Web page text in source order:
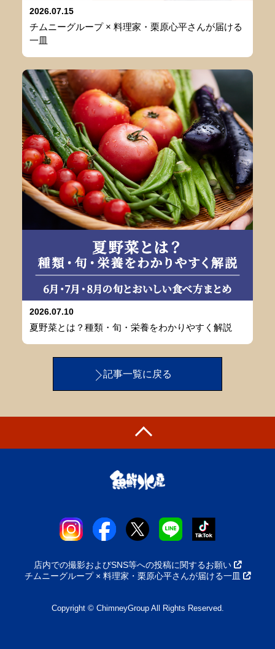
2026.07.15
チムニーグループ × 料理家・栗原心平さんが届ける
一皿
2026.07.10
夏野菜とは？種類・旬・栄養をわかりやすく解説
記事一覧に戻る
店内での撮影およびSNS等への投稿に関するお願い
チムニーグループ × 料理家・栗原心平さんが届ける一皿
Copyright © ChimneyGroup All Rights Reserved.